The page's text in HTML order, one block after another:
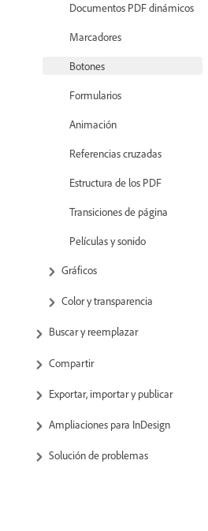
Documentos PDF dinámicos
Marcadores
Botones
Formularios
Animación
Referencias cruzadas
Estructura de los PDF
Transiciones de página
Películas y sonido
Gráficos
Color y transparencia
Buscar y reemplazar
Compartir
Exportar, importar y publicar
Ampliaciones para InDesign
Solución de problemas